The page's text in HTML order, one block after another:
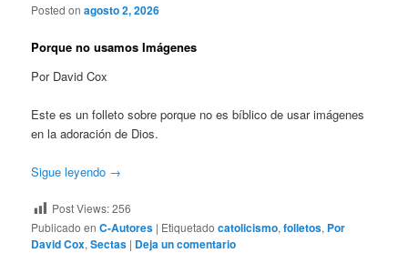
Posted onagosto 2, 2026
Porque no usamos Imágenes
Por David Cox
Este es un folleto sobre porque no es bíblico de usar imágenes
en la adoración de Dios.
Sigue leyendo →
Post Views:256
Publicado en C-Autores | Etiquetado catolicismo,folletos, Por
David Cox,Sectas | Deja un comentario